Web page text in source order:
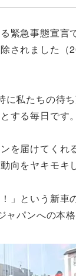
緊急事態宣
されました
私たちの待
る毎日です。
を届けてく
をヤキモキ
」という新
パンへの本